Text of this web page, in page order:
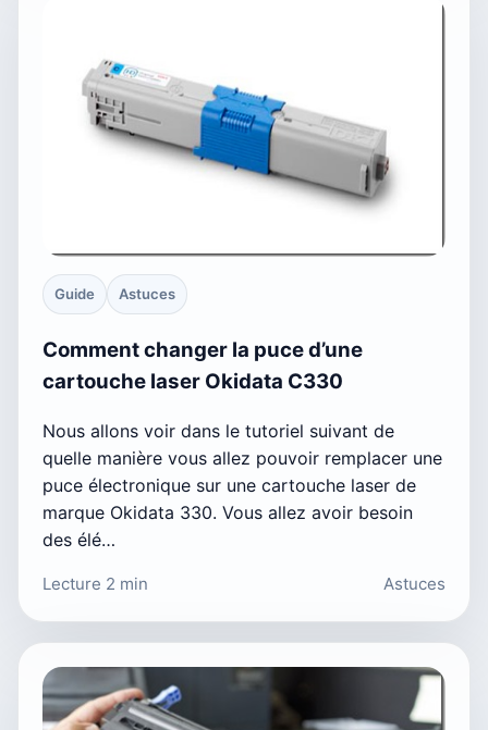
Guide Astuces
Comment changer la puce d’une
cartouche laser Okidata C330
Nous allons voir dans le tutoriel suivant de
quelle manière vous allez pouvoir remplacer une
puce électronique sur une cartouche laser de
marque Okidata 330. Vous allez avoir besoin
des élé…
Lecture 2 min Astuces